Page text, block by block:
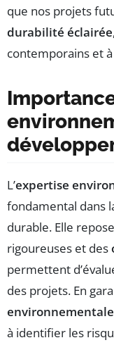
que nos projets
durabilité éclairée
contemporains et à
L’expertise
fondamental dans
durable. Elle
rigoureuses et des
permettent
des projets. En
environnementale
à identifier les